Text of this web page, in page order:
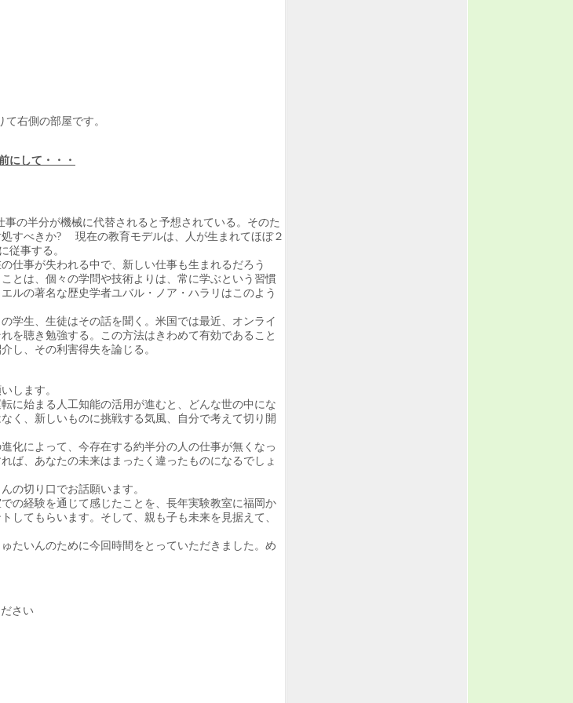
右側の部屋です。
にして・・・
の半分が機械に代替されると予想されている。そのた
すべきか? 現在の教育モデルは、人が生まれてほぼ２
従事する。
仕事が失われる中で、新しい仕事も生まれるだろう
とは、個々の学問や技術よりは、常に学ぶという習慣
ルの著名な歴史学者ユバル・ノア・ハラリはこのよう
学生、生徒はその話を聞く。米国では最近、オンライ
を聴き勉強する。この方法はきわめて有効であること
し、その利害得失を論じる。
します。
に始まる人工知能の活用が進むと、どんな世の中にな
く、新しいものに挑戦する気風、自分で考えて切り開
化によって、今存在する約半分の人の仕事が無くなっ
ば、あなたの未来はまったく違ったものになるでしょ
の切り口でお話願います。
の経験を通じて感じたことを、長年実験教室に福岡か
してもらいます。そして、親も子も未来を見据えて、
たいんのために今回時間をとっていただきました。め
さい